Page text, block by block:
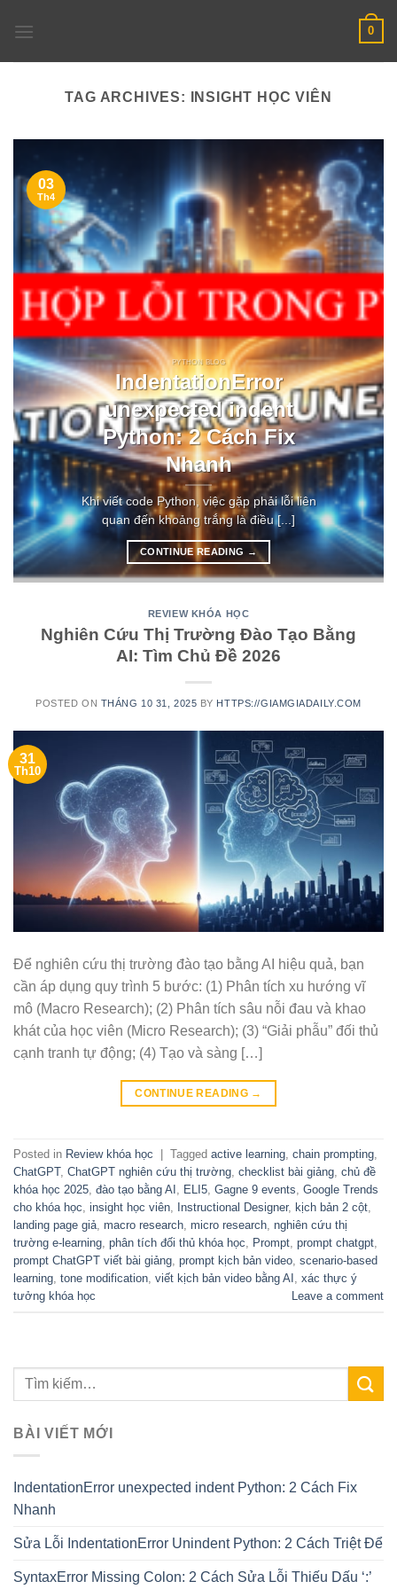
0
TAG ARCHIVES: INSIGHT HỌC VIÊN
PYTHON BLOG
IndentationError
unexpected indent
Python: 2 Cách Fix
Nhanh
Khi viết code Python, việc gặp phải lỗi liên
quan đến khoảng trắng là điều [...]
CONTINUE READING →
03
Th4
REVIEW KHÓA HỌC
Nghiên Cứu Thị Trường Đào Tạo Bằng
AI: Tìm Chủ Đề 2026
POSTED ON THÁNG 10 31, 2025 BY HTTPS://GIAMGIADAILY.COM
31
Th10
Để nghiên cứu thị trường đào tạo bằng AI hiệu quả, bạn
cần áp dụng quy trình 5 bước: (1) Phân tích xu hướng vĩ
mô (Macro Research); (2) Phân tích sâu nỗi đau và khao
khát của học viên (Micro Research); (3) “Giải phẫu” đối thủ
cạnh tranh tự động; (4) Tạo và sàng […]
CONTINUE READING →
Posted in Review khóa học Tagged active learning chain prompting
ChatGPT, ChatGPT nghiên cứu thị trường checklist bài giảng chủ đề
khóa học 2025 đào tạo bằng AI ELI5 Gagne 9 events Google Trends
cho khóa học insight học viên Instructional Designer, kịch bản 2 cột
landing page giả macro research micro research nghiên cứu thị
trường e-learning phân tích đối thủ khóa học Prompt prompt chatgpt
prompt ChatGPT viết bài giảng prompt kịch bản video scenario-based
learning tone modification viết kịch bản video bằng AI
xác thực ý
tưởng khóa học
Leave a comment
BÀI VIẾT MỚI
IndentationError unexpected indent Python: 2 Cách Fix
Nhanh
Sửa Lỗi IndentationError Unindent Python: 2 Cách Triệt Để
SyntaxError Missing Colon: 2 Cách Sửa Lỗi Thiếu Dấu ‘:’